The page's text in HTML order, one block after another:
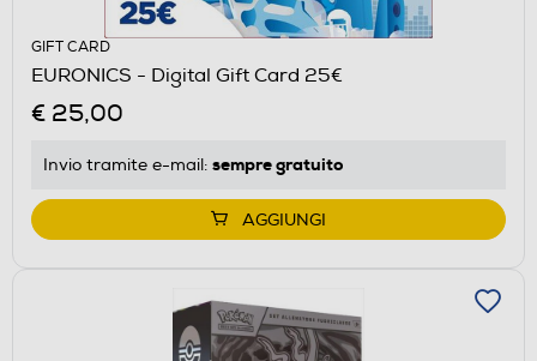
GIFT CARD
EURONICS - Digital Gift Card 25€
€ 25,00
Invio tramite e-mail: sempre gratuito
AGGIUNGI